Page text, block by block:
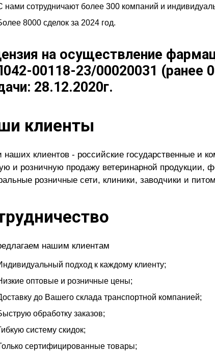
нами сотрудничают более 300 компаний и
8000 сделок за 2024 год.
на осуществление
00118-23/00020031 (ранее
28.12.2020г.
клиенты
наших клиентов - российские государственные и
и розничную продажу ветеринарной продукции,
розничные сети, клиники, заводчики и
нашим клиентам
подход к каждому клиенту;
оптовые и розничные цены;
до Вашего склада транспортной компанией;
обработку заказов;
систему скидок;
сертифицированные товары;